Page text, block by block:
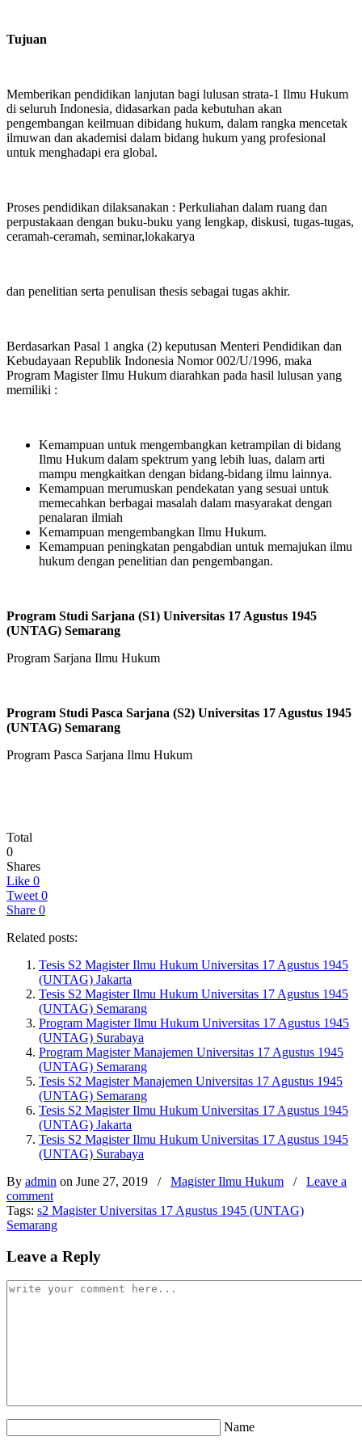
Tujuan
Memberikan pendidikan lanjutan bagi lulusan strata-1 Ilmu Hukum
di seluruh Indonesia, didasarkan pada kebutuhan akan
pengembangan keilmuan dibidang hukum, dalam rangka mencetak
ilmuwan dan akademisi dalam bidang hukum yang profesional
untuk menghadapi era global.
Proses pendidikan dilaksanakan : Perkuliahan dalam ruang dan
perpustakaan dengan buku-buku yang lengkap, diskusi, tugas-tugas,
ceramah-ceramah, seminar,lokakarya
dan penelitian serta penulisan thesis sebagai tugas akhir.
Berdasarkan Pasal 1 angka (2) keputusan Menteri Pendidikan dan
Kebudayaan Republik Indonesia Nomor 002/U/1996, maka
Program Magister Ilmu Hukum diarahkan pada hasil lulusan yang
memiliki :
Kemampuan untuk mengembangkan ketrampilan di bidang
Ilmu Hukum dalam spektrum yang lebih luas, dalam arti
mampu mengkaitkan dengan bidang-bidang ilmu lainnya.
Kemampuan merumuskan pendekatan yang sesuai untuk
memecahkan berbagai masalah dalam masyarakat dengan
penalaran ilmiah
Kemampuan mengembangkan Ilmu Hukum.
Kemampuan peningkatan pengabdian untuk memajukan ilmu
hukum dengan penelitian dan pengembangan.
Program Studi Sarjana (S1) Universitas 17 Agustus 1945
(UNTAG) Semarang
Program Sarjana Ilmu Hukum
Program Studi Pasca Sarjana (S2) Universitas 17 Agustus 1945
(UNTAG) Semarang
Program Pasca Sarjana Ilmu Hukum
Total
0
Shares
Like 0
Tweet 0
Share 0
Related posts:
Tesis S2 Magister Ilmu Hukum Universitas 17 Agustus 1945
(UNTAG) Jakarta
Tesis S2 Magister Ilmu Hukum Universitas 17 Agustus 1945
(UNTAG) Semarang
Program Magister Ilmu Hukum Universitas 17 Agustus 1945
(UNTAG) Surabaya
Program Magister Manajemen Universitas 17 Agustus 1945
(UNTAG) Semarang
Tesis S2 Magister Manajemen Universitas 17 Agustus 1945
(UNTAG) Semarang
Tesis S2 Magister Ilmu Hukum Universitas 17 Agustus 1945
(UNTAG) Jakarta
Tesis S2 Magister Ilmu Hukum Universitas 17 Agustus 1945
(UNTAG) Surabaya
By admin on June 27, 2019 / Magister Ilmu Hukum / Leave a
comment
Tags: s2 Magister Universitas 17 Agustus 1945 (UNTAG)
Semarang
Leave a Reply
Name